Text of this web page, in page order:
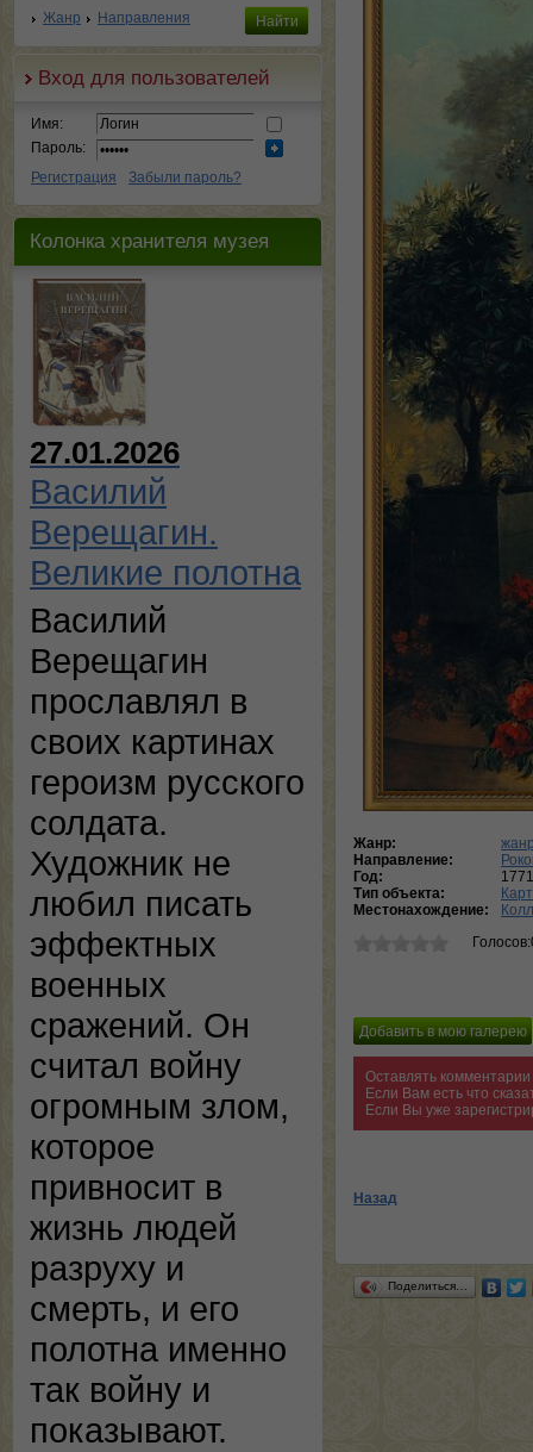
Жанр Направления
Вход для пользователей
Имя:
Пароль:
Регистрация
Забыли пароль?
Колонка хранителя музея
27.01.2026
Василий
Верещагин.
Великие полотна
Василий
Верещагин
прославлял в
своих картинах
героизм русского
солдата.
Художник не
любил писать
эффектных
военных
сражений. Он
считал войну
огромным злом,
которое
привносит в
жизнь людей
разруху и
смерть, и его
полотна именно
так войну и
показывают.
Жанр:
Направление:
Год:
Тип объекта:
Местонахождение:
Оставлять
Если Вам есть что
Если Вы уже
Назад
Поделиться…